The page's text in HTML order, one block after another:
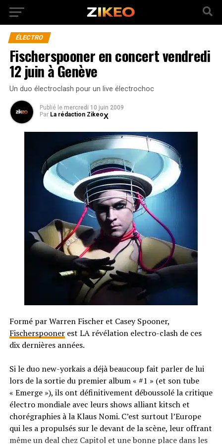
ÉLECTRO
Fischerspooner en concert vendredi
12 juin à Genève
Un duo électroclash pour un live électrochoc
Publié le mercredi 10 juin 2009
Par La rédaction Zikeo
Formé par Warren Fischer et Casey Spooner,
Fischerspoonerest LA révélation electro-clash de ces
dix dernières années.
Si le duo new-yorkais a déjà beaucoup fait parler de lui
lors de la sortie du premier album « #1 » (et son tube
« Emerge »), ils ont définitivement déboussolé la critique
électro mondiale avec leurs shows alliant kitsch et
chorégraphies à la Klaus Nomi. C’est surtout l’Europe
qui les a propulsés sur le devant de la scène, leur offrant
même un deal chez Capitol et une bonne place dans les